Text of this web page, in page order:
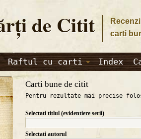
de Citit
carti
Raftul cu carti Index
Carti bune de citit
Pentru rezultate mai precise
Selectati titlul (evidentiere serii)
Selectati autorul